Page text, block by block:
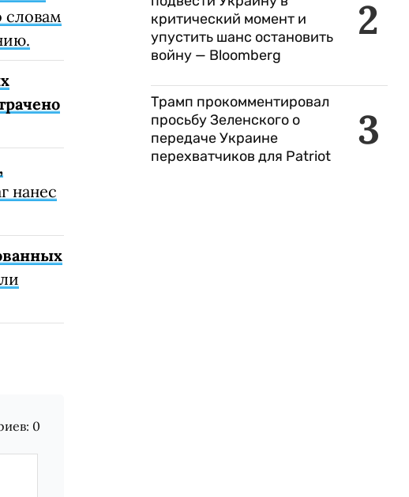
нанес
0
2
критический момент и
упустить шанс остановить
войну — Bloomberg
3
Трамп прокомментировал
просьбу Зеленского о
передаче Украине
перехватчиков для Patriot